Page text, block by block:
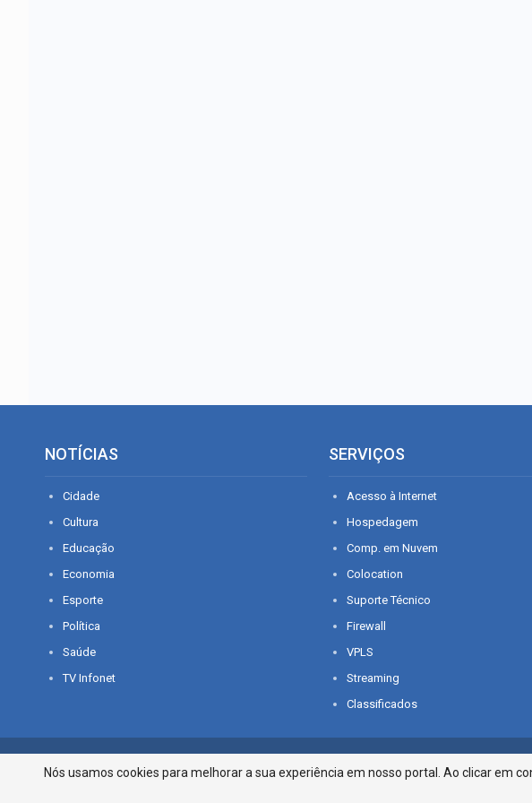
NOTÍCIAS
Cidade
Cultura
Educação
Economia
Esporte
Política
Saúde
TV Infonet
SERVIÇOS
Acesso à Internet
Hospedagem
Comp. em Nuvem
Colocation
Suporte Técnico
Firewall
VPLS
Streaming
Classificados
© 2026 - O que é notícia em Sergipe. Todos os direitos reservados.
Nós usamos cookies para melhorar a sua experiência em nosso portal. Ao clicar em